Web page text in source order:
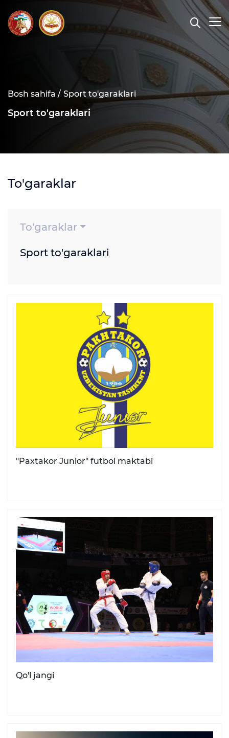
Bosh sahifa / Sport to'garaklari
Sport to'garaklari
To'garaklar
To'garaklar
Sport to'garaklari
"Paxtakor Junior" futbol maktabi
Qo'l jangi